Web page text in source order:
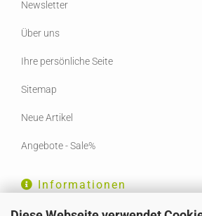
Newsletter
Über uns
Ihre persönliche Seite
Sitemap
Neue Artikel
Angebote - Sale%
Informationen